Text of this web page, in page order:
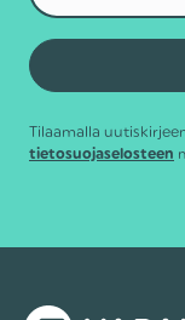
Tilaamalla
tietosuojaselosteen